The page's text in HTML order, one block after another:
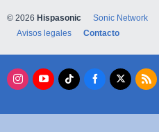
© 2026 Hispasonic Sonic Network
Avisos legales
Contacto